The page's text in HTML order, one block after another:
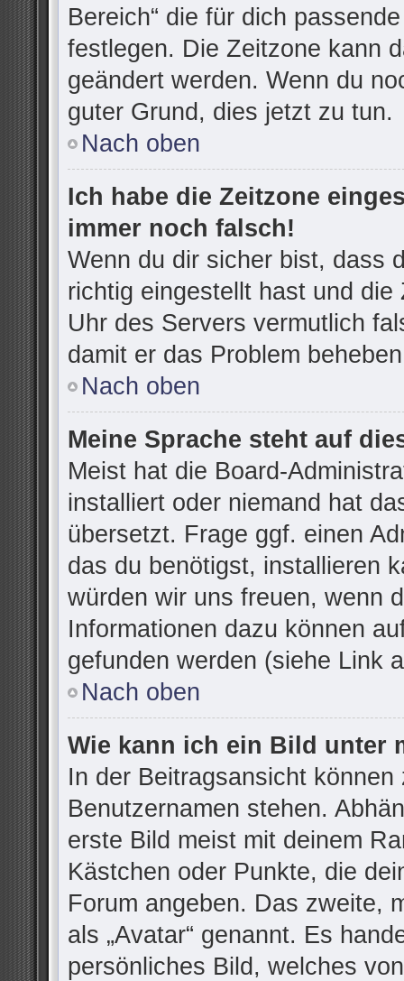
Bereich“ die für dich
festlegen. Die Zeitzone kann
geändert werden. Wenn du
guter Grund, dies jetzt zu tun.
Nach oben
Ich habe die Zeitzone
immer noch falsch!
Wenn du dir sicher bist, dass
richtig eingestellt hast und
Uhr des Servers vermutlich
damit er das Problem
Nach oben
Meine Sprache steht auf
Meist hat die Board-
installiert oder niemand hat
übersetzt. Frage ggf. einen
das du benötigst, installieren
würden wir uns freuen, wenn
Informationen dazu können
gefunden werden (siehe Link
Nach oben
Wie kann ich ein Bild unter
In der Beitragsansicht
Benutzernamen stehen.
erste Bild meist mit deinem
Kästchen oder Punkte, die
Forum angeben. Das zweite,
als „Avatar“ genannt. Es
persönliches Bild, welches